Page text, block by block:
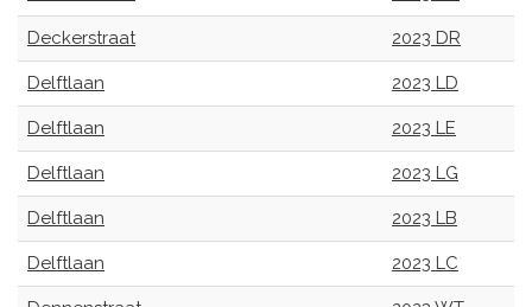
Deckerstraat 2023 DR
Delftlaan 2023 LD
Delftlaan 2023 LE
Delftlaan 2023 LG
Delftlaan 2023 LB
Delftlaan 2023 LC